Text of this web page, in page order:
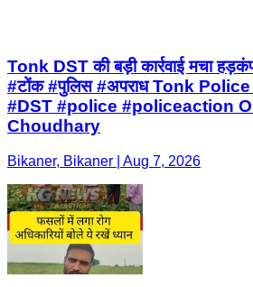
Tonk DST की बड़ी कार्रवाई मचा
#टोंक #पुलिस #अपराध Tonk
#DST #police #policeaction
Choudhary
Bikaner, Bikaner | Aug 7, 2026